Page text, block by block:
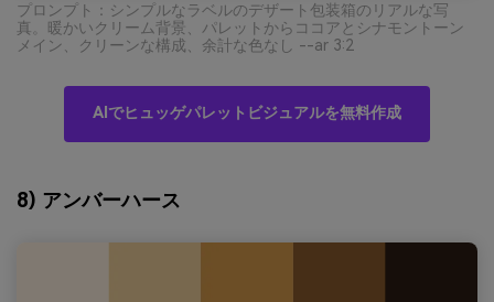
プロンプト：シンプルなラベルのデザート包装箱のリアルな写
真。暖かいクリーム背景、パレットからココアとシナモントーン
メイン、クリーンな構成、余計な色なし --ar 3:2
AIでヒュッゲパレットビジュアルを無料作成
8) アンバーハース